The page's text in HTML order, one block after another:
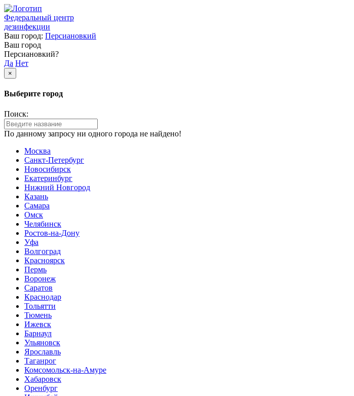
Федеральный центр
дезинфекции
Ваш город: Персиановкий
Ваш город
Персиановкий?
Да Нет
×
Выберите город
Поиск:
По данному запросу ни одного города не найдено!
Москва
Санкт-Петербург
Новосибирск
Екатеринбург
Нижний Новгород
Казань
Самара
Омск
Челябинск
Ростов-на-Дону
Уфа
Волгоград
Красноярск
Пермь
Воронеж
Саратов
Краснодар
Тольятти
Тюмень
Ижевск
Барнаул
Ульяновск
Ярославль
Таганрог
Комсомольск-на-Амуре
Хабаровск
Оренбург